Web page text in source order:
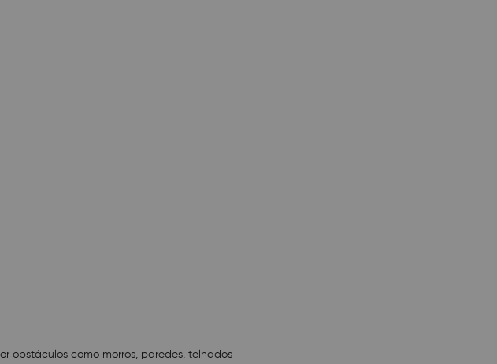
obstáculos como morros, paredes, telhados